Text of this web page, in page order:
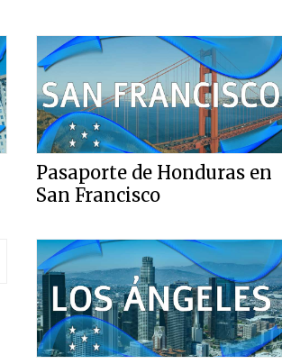
Pasaporte de Honduras en
San Francisco